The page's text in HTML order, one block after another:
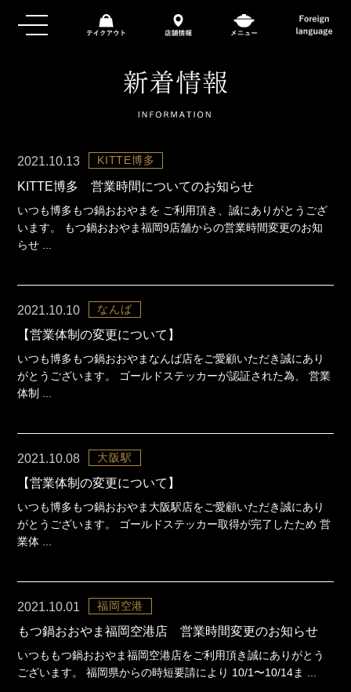
2021.10.13 KITTE博多
KITTE博多 営業時間についてのお知らせ
いつも博多もつ鍋おおやまを ご利用頂き、誠にありがとうござ
います。 もつ鍋おおやま福岡9店舗からの営業時間変更のお知
らせ ...
2021.10.10 なんば
【営業体制の変更について】
いつも博多もつ鍋おおやまなんば店をご愛顧いただき誠にあり
がとうございます。 ゴールドステッカーが認証された為、 営業
体制 ...
2021.10.08 大阪駅
【営業体制の変更について】
いつも博多もつ鍋おおやま大阪駅店をご愛顧いただき誠にあり
がとうございます。 ゴールドステッカー取得が完了したため 営
業体 ...
2021.10.01 福岡空港
もつ鍋おおやま福岡空港店 営業時間変更のお知らせ
いつももつ鍋おおやま福岡空港店をご利用頂き誠にありがとう
ございます。 福岡県からの時短要請により 10/1〜10/14ま ...